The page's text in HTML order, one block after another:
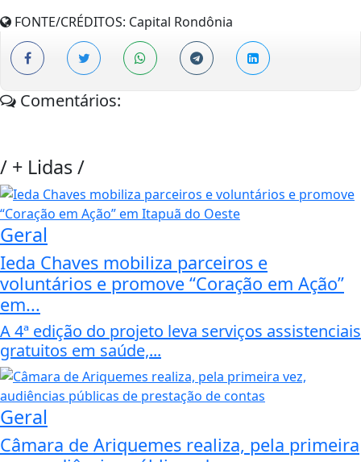
FONTE/CRÉDITOS: Capital Rondônia
Comentários:
/ + Lidas/
Geral
Ieda Chaves mobiliza parceiros e
voluntários e promove “Coração em Ação”
em...
A 4ª edição do projeto leva serviços assistenciais
gratuitos em saúde,...
Geral
Câmara de Ariquemes realiza, pela primeira